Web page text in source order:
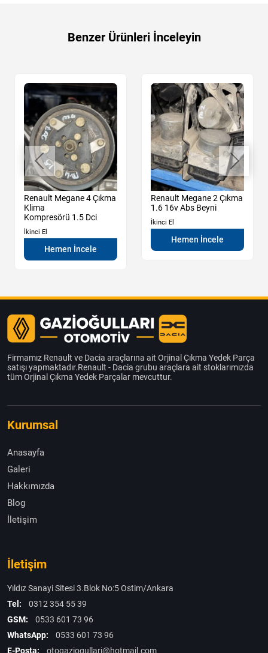
Benzer Ürünleri İnceleyin
Renault Megane 4 Çıkma
Klima
Kompresörü 1.5 Dci
İkinci El
Hemen İncele
Renault Megane 2 Çıkma
1.6 16v Abs Beyni
İkinci El
Hemen İncele
Firmamız Renault ve Dacia araçlarına ait Orjinal Çıkma Yedek Parça
satışı yapmaktadır.Renault - Dacia grubu araçlara ait stoklarımızda
tüm Orjinal Çıkma Yedek Parçalar mevcuttur.
Kurumsal
Anasayfa
Galeri
Hakkımızda
Blog
İletişim
İletişim
Yıldız Sanayi Sitesi 3.Blok No:5 Ostim/Ankara
Tel:
0312 354 55 39
GSM:
0533 601 73 96
WhatsApp:
0533 601 73 96
E-Posta:
otogaziogullari@hotmail.com